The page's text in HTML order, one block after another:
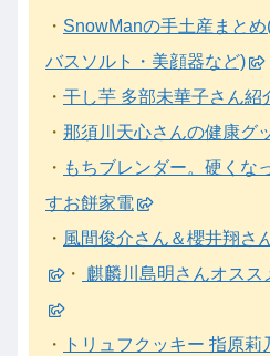
・ SnowManの手土産まと
バスソルト・美顔器など)
・ 干し芋 多部未華子さん紹
・ 那須川天心さんの健康グ
・ もちブレンダー。硬くな
すお餅家電
・ 風間俊介さん＆櫻井翔さ
・
麒麟川島明さんオス
・
トリュフクッキー 指原